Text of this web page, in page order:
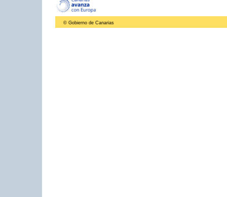
© Gobierno de Canarias